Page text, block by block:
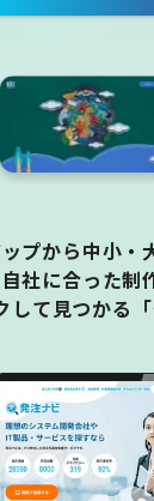
プから中小・
自社に合った制
して見つかる「